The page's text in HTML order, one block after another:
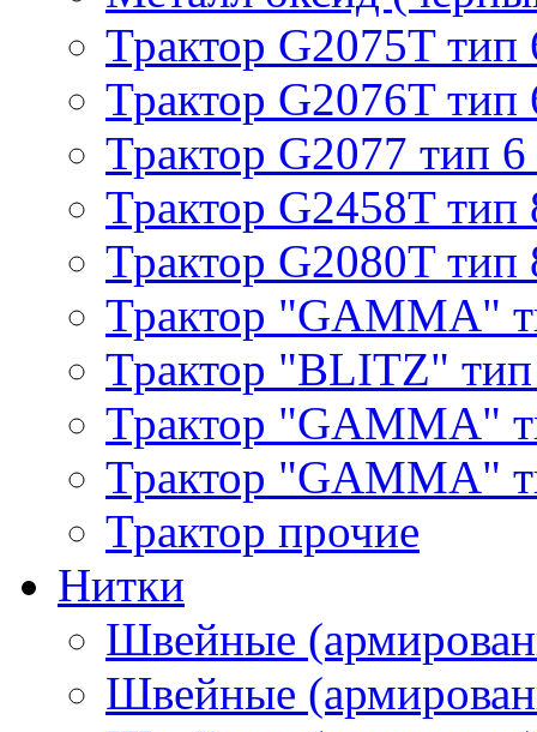
Трактор G2075T тип
Трактор G2076T тип
Трактор G2077 тип 6
Трактор G2458T тип
Трактор G2080T тип
Трактор "GAMMA"
Трактор "BLITZ"
Трактор "GAMMA"
Трактор "GAMMA"
Трактор прочие
Нитки
Швейные
Швейные